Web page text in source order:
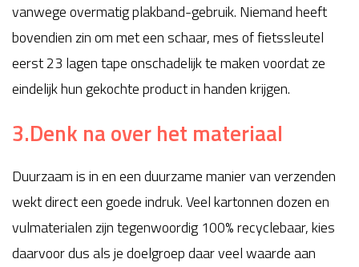
vanwege overmatig plakband-gebruik. Niemand heeft
bovendien zin om met een schaar, mes of fietssleutel
eerst 23 lagen tape onschadelijk te maken voordat ze
eindelijk hun gekochte product in handen krijgen.
3.Denk na over het materiaal
Duurzaam is in en een duurzame manier van verzenden
wekt direct een goede indruk. Veel kartonnen dozen en
vulmaterialen zijn tegenwoordig 100% recyclebaar, kies
daarvoor dus als je doelgroep daar veel waarde aan